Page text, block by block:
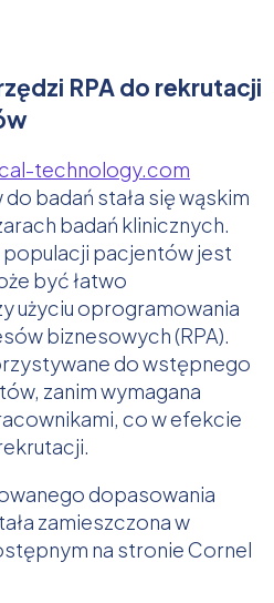
RPA do rekrutacji
technology.com
badań stała się wąskim
badań klinicznych.
pacjentów jest
być łatwo
użyciu oprogramowania
biznesowych (RPA).
do wstępnego
zanim wymagana
co w efekcie
dopasowania
zamieszczona w
na stronie Cornel